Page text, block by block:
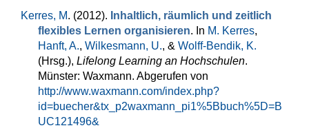
Kerres, M. (2012). Inhaltlich, räumlich und zeitlich
flexibles Lernen organisieren. In M. Kerres,
Hanft, A., Wilkesmann, U., & Wolff-Bendik, K.
(Hrsg.), Lifelong Learning an Hochschulen.
Münster: Waxmann. Abgerufen von
http://www.waxmann.com/index.php?
id=buecher&tx_p2waxmann_pi1%5Bbuch%5D=B
UC121496&